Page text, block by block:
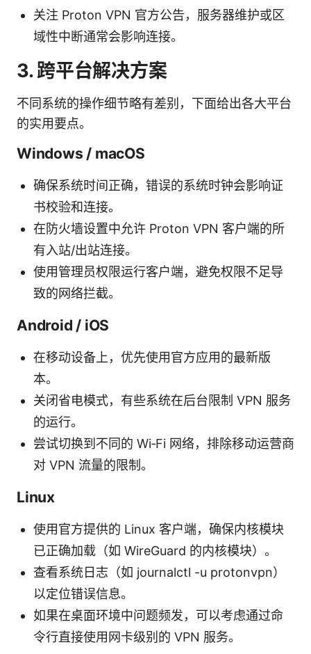
关注 Proton VPN 官方公告，服务器维护或区
域性中断通常会影响连接。
3. 跨平台解决方案
不同系统的操作细节略有差别，下面给出各大平台
的实用要点。
Windows / macOS
确保系统时间正确，错误的系统时钟会影响证
书校验和连接。
在防火墙设置中允许 Proton VPN 客户端的所
有入站/出站连接。
使用管理员权限运行客户端，避免权限不足导
致的网络拦截。
Android / iOS
在移动设备上，优先使用官方应用的最新版
本。
关闭省电模式，有些系统在后台限制 VPN 服务
的运行。
尝试切换到不同的 Wi‑Fi 网络，排除移动运营商
对 VPN 流量的限制。
Linux
使用官方提供的 Linux 客户端，确保内核模块
已正确加载（如 WireGuard 的内核模块）。
查看系统日志（如 journalctl -u protonvpn）
以定位错误信息。
如果在桌面环境中问题频发，可以考虑通过命
令行直接使用网卡级别的 VPN 服务。